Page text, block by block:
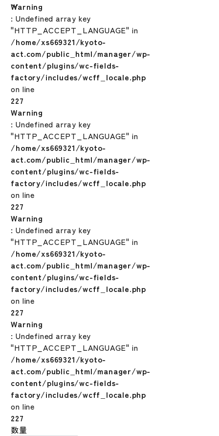
Warning
: Undefined array key
"HTTP_ACCEPT_LANGUAGE" in
/home/xs669321/kyoto-
act.com/public_html/manager/wp-
content/plugins/wc-fields-
factory/includes/wcff_locale.php
on line
227
Warning
: Undefined array key
"HTTP_ACCEPT_LANGUAGE" in
/home/xs669321/kyoto-
act.com/public_html/manager/wp-
content/plugins/wc-fields-
factory/includes/wcff_locale.php
on line
227
Warning
: Undefined array key
"HTTP_ACCEPT_LANGUAGE" in
/home/xs669321/kyoto-
act.com/public_html/manager/wp-
content/plugins/wc-fields-
factory/includes/wcff_locale.php
on line
227
数量
フ
Warning
: Undefined array key
"HTTP_ACCEPT_LANGUAGE" in
/home/xs669321/kyoto-
act.com/public_html/manager/wp-
content/plugins/wc-fields-
factory/includes/wcff_locale.php
on line
227